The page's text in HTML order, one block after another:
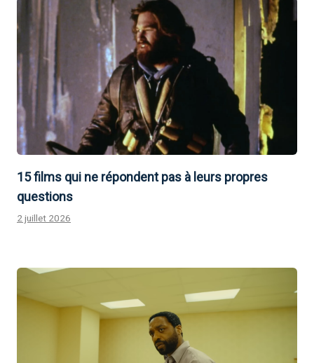
15 films qui ne répondent pas à leurs propres
questions
2 juillet 2026